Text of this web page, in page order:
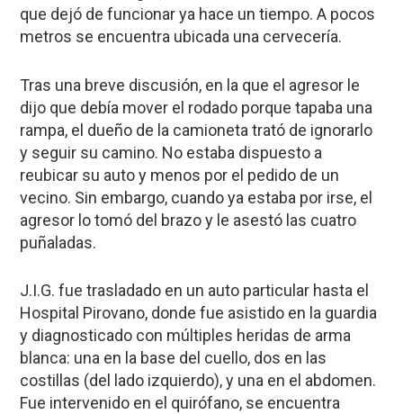
que dejó de funcionar ya hace un tiempo. A pocos
metros se encuentra ubicada una cervecería.
Tras una breve discusión, en la que el agresor le
dijo que debía mover el rodado porque tapaba una
rampa, el dueño de la camioneta trató de ignorarlo
y seguir su camino. No estaba dispuesto a
reubicar su auto y menos por el pedido de un
vecino. Sin embargo, cuando ya estaba por irse, el
agresor lo tomó del brazo y le asestó las cuatro
puñaladas.
J.I.G. fue trasladado en un auto particular hasta el
Hospital Pirovano, donde fue asistido en la guardia
y diagnosticado con múltiples heridas de arma
blanca: una en la base del cuello, dos en las
costillas (del lado izquierdo), y una en el abdomen.
Fue intervenido en el quirófano, se encuentra